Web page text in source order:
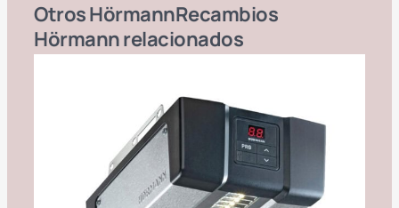
OtrosHörmannRecambios
Hörmannrelacionados